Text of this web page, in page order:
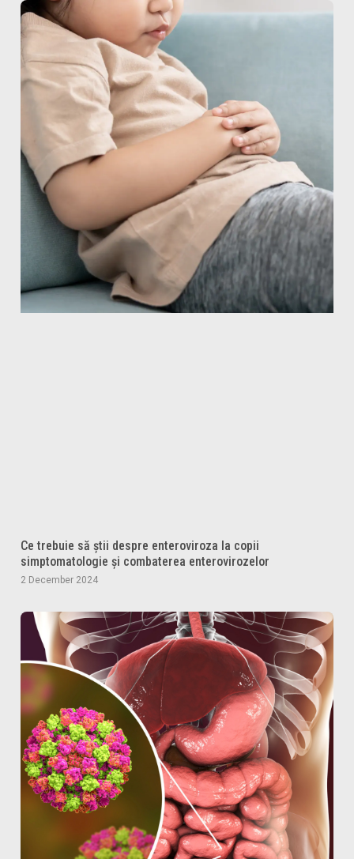
Ce trebuie să știi despre enteroviroza la copii
simptomatologie și combaterea enterovirozelor
2 December 2024